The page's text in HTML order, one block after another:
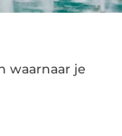
waarnaar je